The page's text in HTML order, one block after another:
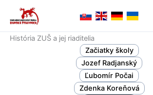
História ZUŠ a jej riaditelia
Začiatky školy
Jozef Radjanský
Ľubomír Počai
Zdenka Koreňová